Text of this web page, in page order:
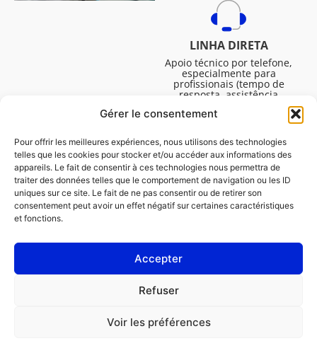
Gérer le consentement
Pour offrir les meilleures expériences, nous utilisons des technologies
telles que les cookies pour stocker et/ou accéder aux informations des
appareils. Le fait de consentir à ces technologies nous permettra de
traiter des données telles que le comportement de navigation ou les ID
uniques sur ce site. Le fait de ne pas consentir ou de retirer son
consentement peut avoir un effet négatif sur certaines caractéristiques
et fonctions.
Accepter
Refuser
Voir les préférences
LINHA DIRETA
Apoio técnico por telefone,
especialmente para
profissionais (tempo de
resposta, assistência
técnica, etc.). De segunda a
sexta-feira, das 08:30 às